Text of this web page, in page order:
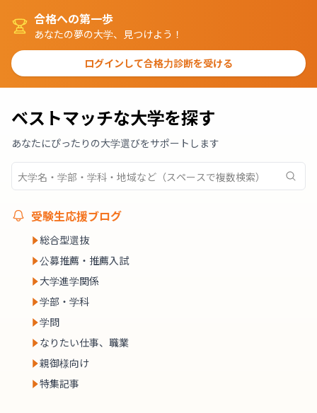
合格への第一歩
あなたの夢の大学、見つけよう！
ログインして合格力診断を受ける
ベストマッチな大学を探す
あなたにぴったりの大学選びをサポートします
受験生応援ブログ
総合型選抜
公募推薦・推薦入試
大学進学関係
学部・学科
学問
なりたい仕事、職業
親御様向け
特集記事